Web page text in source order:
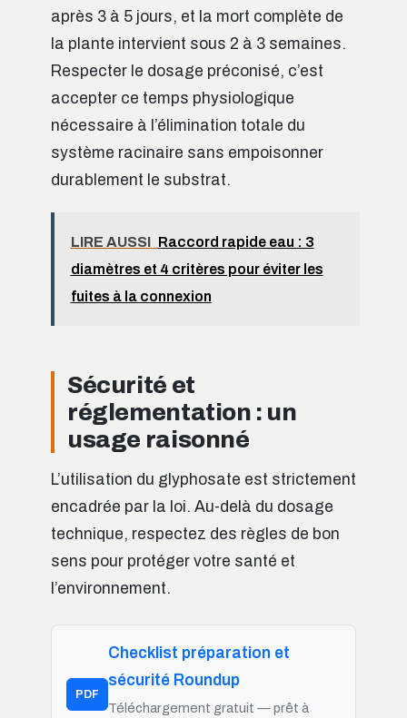
après 3 à 5 jours, et la mort complète de
la plante intervient sous 2 à 3 semaines.
Respecter le dosage préconisé, c’est
accepter ce temps physiologique
nécessaire à l’élimination totale du
système racinaire sans empoisonner
durablement le substrat.
LIRE AUSSI Raccord rapide eau : 3
diamètres et 4 critères pour éviter les
fuites à la connexion
Sécurité et
réglementation : un
usage raisonné
L’utilisation du glyphosate est strictement
encadrée par la loi. Au-delà du dosage
technique, respectez des règles de bon
sens pour protéger votre santé et
l’environnement.
PDF
Checklist préparation et
sécurité Roundup
Téléchargement gratuit — prêt à